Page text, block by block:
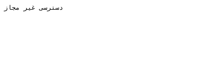
دسترسی غیر مجاز